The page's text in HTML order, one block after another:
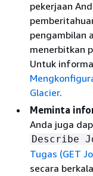
pekerjaan
pengambilan
menerbitkan
Untuk
Glacier.
Meminta
Anda juga
Describe
Tugas (GET
secara